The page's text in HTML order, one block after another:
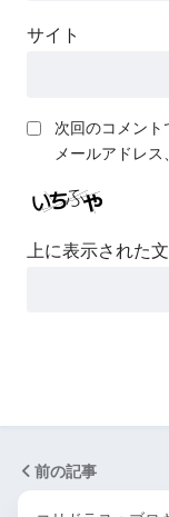
サイト
次回のコメント
メールアドレス
上に表示された
前の記事